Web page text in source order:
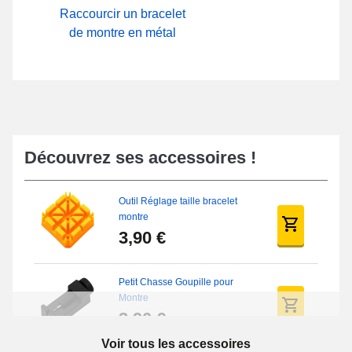
Raccourcir un bracelet
de montre en métal
Découvrez ses accessoires !
Outil Réglage taille bracelet
montre
3,90 €
Petit Chasse Goupille pour
Montre
3,90 €
Voir tous les accessoires